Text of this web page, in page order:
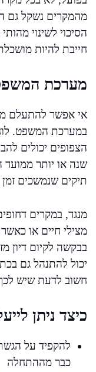
מהמקרים נשקל גם
הסיכוי לשינוי
חייבת להיות
מערכת
אי אפשר להתעלם
במערכת המשפט. לוח
הצפופים יכולים
שנה או יותר
תיקים שנמשכים זמן
מנגד, במקרים
מצילי חיים או
בבקשה לקיום דיון
יכול להתנהל גם
חשוב לדעת שיש
כיצד ניתן
להקפיד על
כבר מההתחלה